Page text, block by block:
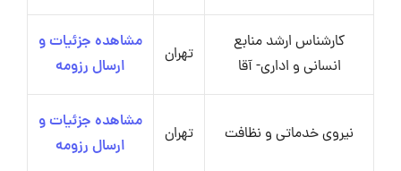
کارشناس ارشد منابع
انسانی و اداری- آقا
تهران
مشاهده جزئیات و
ارسال رزومه
نیروی خدماتی و نظافت تهران
مشاهده جزئیات و
ارسال رزومه